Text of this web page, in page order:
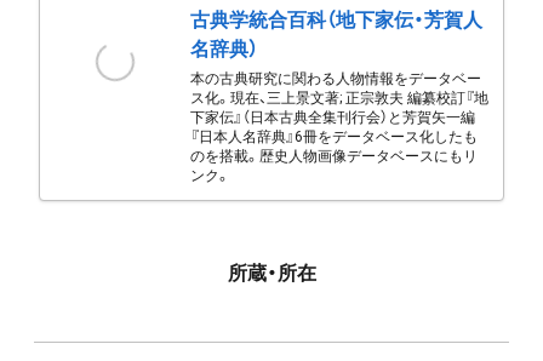
古典学統合百科（地下家伝・芳賀人
名辞典）
本の古典研究に関わる人物情報をデータベー
ス化。現在、三上景文著; 正宗敦夫 編纂校訂『地
下家伝』（日本古典全集刊行会）と芳賀矢一編
『日本人名辞典』6冊をデータベース化したも
のを搭載。歴史人物画像データベースにもリ
ンク。
所蔵・所在